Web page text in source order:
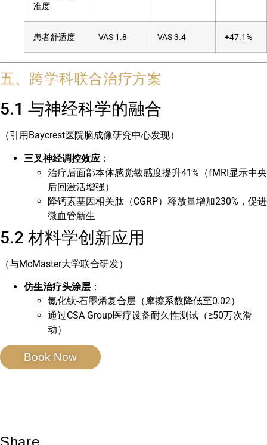
准度
患者舒适度 VAS 1.8 VAS 3.4 +47.1%
五、跨学科联合治疗方案
5.1 与神经科学的融合
（引用Baycrest医院脑成像研究中心发现）
三叉神经调控效应 ：
治疗后面部本体感觉敏感度提升41%（fMRI显示中央
后回激活增强）
降钙素基因相关肽（CGRP）释放量增加230%，促进
微血管新生
5.2 材料学创新应用
（与McMaster大学联合研发）
仿生治疗头涂层 ：
氮化钛-石墨烯复合层（摩擦系数降低至0.02）
通过CSA Group医疗设备耐久性测试（≥50万次滑
动）
Book Now